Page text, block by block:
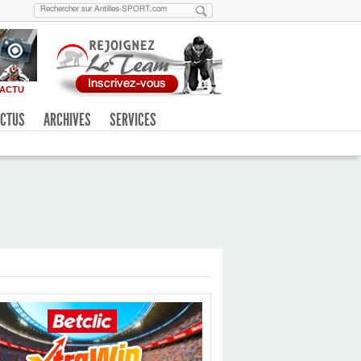
ARCHIVES SERVICES